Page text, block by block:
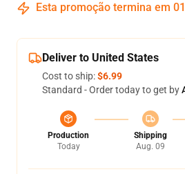
Esta promoção termina em 01
Deliver to United States
Cost to ship:$6.99
Standard - Order today to get by
Production
Today
Shipping
Aug. 09